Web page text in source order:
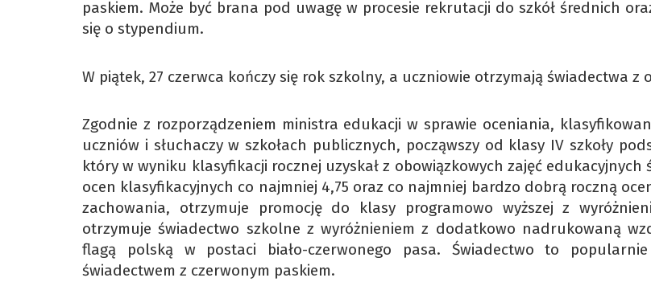
paskiem. Może być brana pod uwagę w procesie rekrutacji do szkół średnich
się o stypendium.
W piątek, 27 czerwca kończy się rok szkolny, a uczniowie otrzymają świadectwa z
Zgodnie z rozporządzeniem ministra edukacji w sprawie oceniania,
uczniów i słuchaczy w szkołach publicznych, począwszy od klasy IV szkoły
który w wyniku klasyfikacji rocznej uzyskał z obowiązkowych zajęć edukacyjnych
ocen klasyfikacyjnych co najmniej 4,75 oraz co najmniej bardzo dobrą roczną
zachowania, otrzymuje promocję do klasy programowo wyższej z
otrzymuje świadectwo szkolne z wyróżnieniem z dodatkowo nadrukowaną
flagą polską w postaci biało-czerwonego pasa. Świadectwo to
świadectwem z czerwonym paskiem.